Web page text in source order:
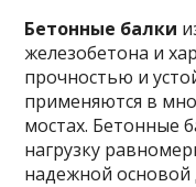
Бетонные балки
железобетона и
прочностью и
применяются в
мостах. Бетонные
нагрузку
надежной основой